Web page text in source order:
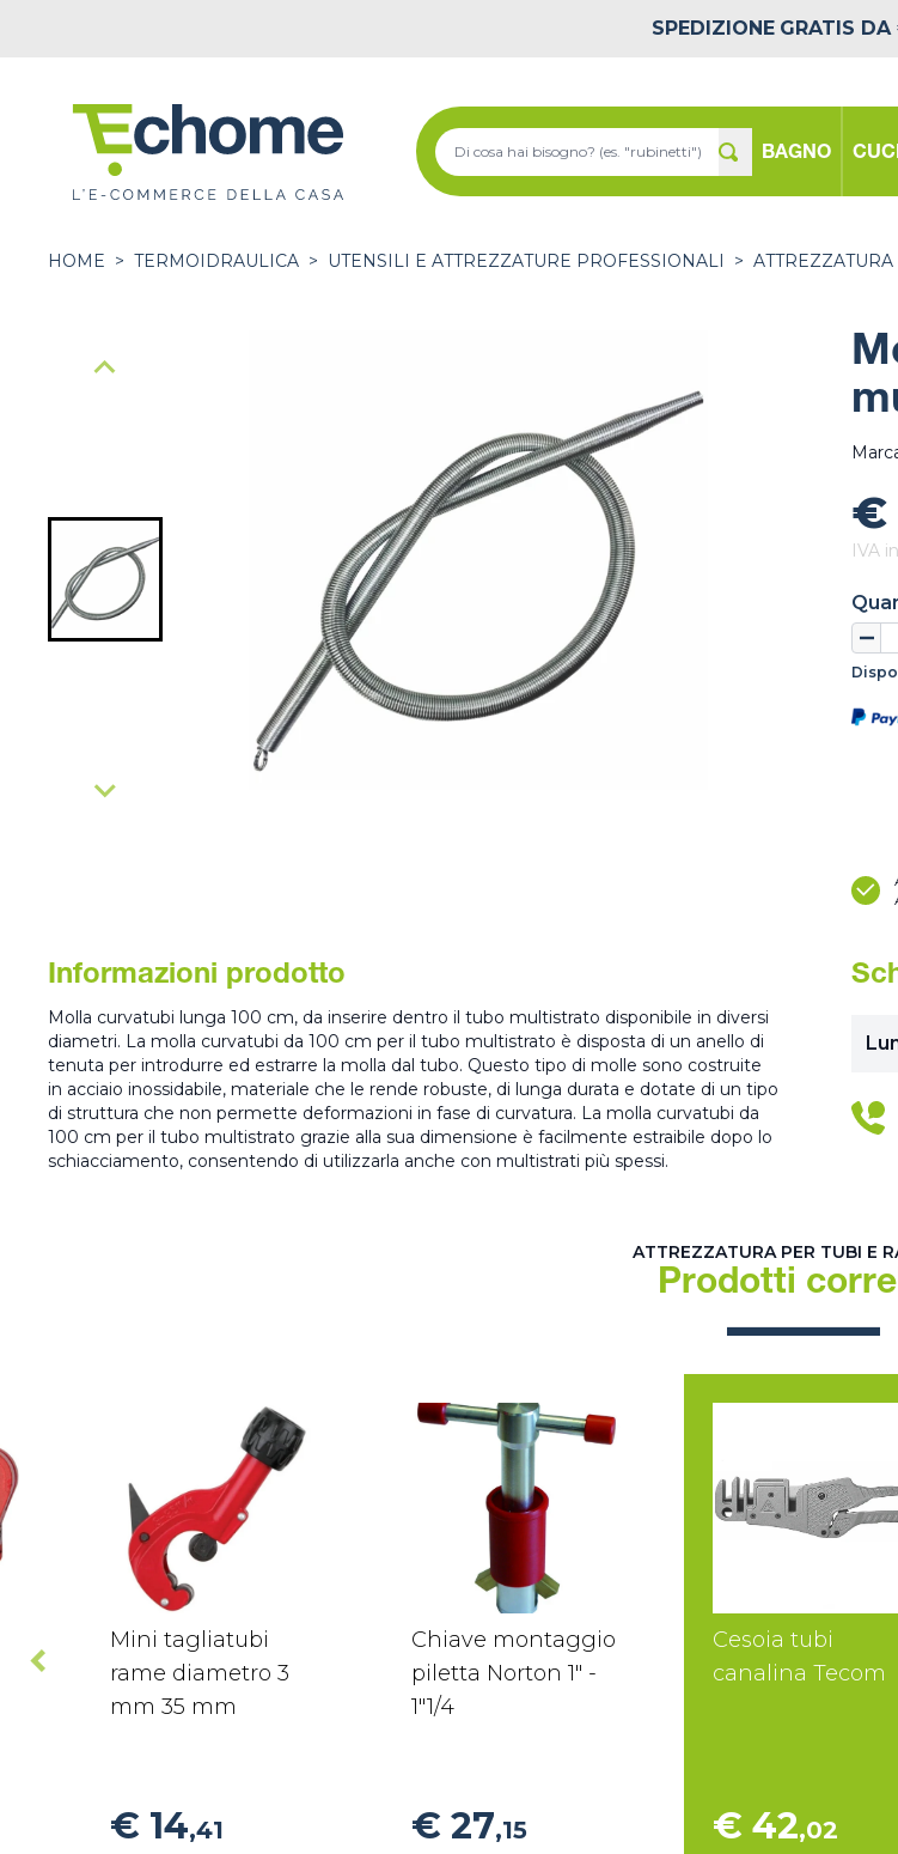
SPEDIZIONE GRATIS
BAGNO
HOME > TERMOIDRAULICA > UTENSILI E ATTREZZATURE PROFESSIONALI >
€
IVA
Informazioni prodotto
Molla curvatubi lunga 100 cm, da inserire dentro il tubo multistrato disponibile in diversi
diametri. La molla curvatubi da 100 cm per il tubo multistrato è disposta di un anello di
tenuta per introdurre ed estrarre la molla dal tubo. Questo tipo di molle sono costruite
in acciaio inossidabile, materiale che le rende robuste, di lunga durata e dotate di un tipo
di struttura che non permette deformazioni in fase di curvatura. La molla curvatubi da
100 cm per il tubo multistrato grazie alla sua dimensione è facilmente estraibile dopo lo
schiacciamento, consentendo di utilizzarla anche con multistrati più spessi.
ATTREZZATURA PER TUBI E
Prodotti
Mini tagliatubi
rame diametro 3
mm 35 mm
€ 14,41
Chiave montaggio
piletta Norton 1" -
1"1/4
€ 27,15
Cesoia tubi
canalina Tecom
€ 42,02